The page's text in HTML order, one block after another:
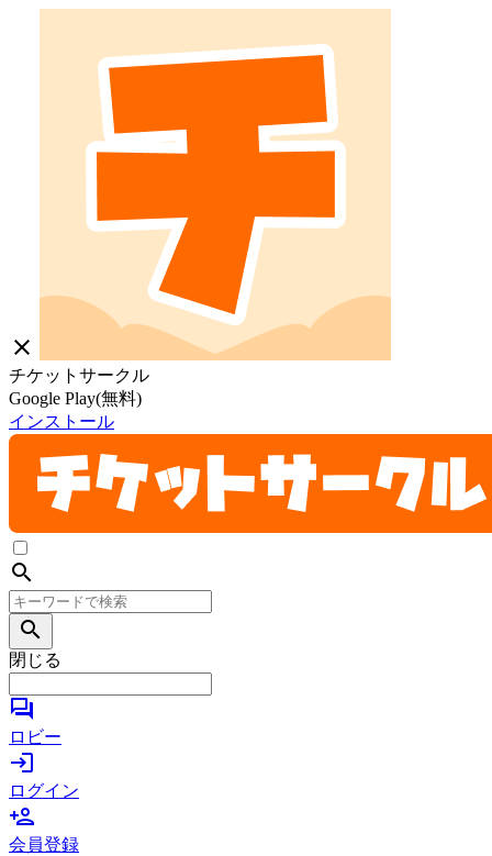
close
チケットサークル
Google Play(無料)
インストール
search
search
閉じる
forum
ロビー
login
ログイン
person_add
会員登録